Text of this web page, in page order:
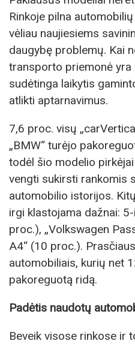
Rinkoje pilna
vėliau naujiesiems
daugybę problemų. Kai
transporto priemonė yra
sudėtinga laikytis
atlikti aptarnavimus.
7,6 proc. visų
„BMW“ turėjo
todėl šio modelio
vengti sukirsti rankomis
automobilio istorijos.
irgi klastojama dažnai:
proc.), „Volkswagen
A4“ (10 proc.).
automobiliais, kurių net
pakoreguotą ridą.
Padėtis naudotų
Beveik visose rinkose ir